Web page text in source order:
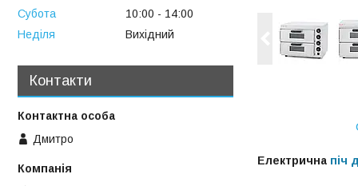
Електрична піч
Субота
10:00
14:00
Неділя
Вихідний
Контакти
Дмитро